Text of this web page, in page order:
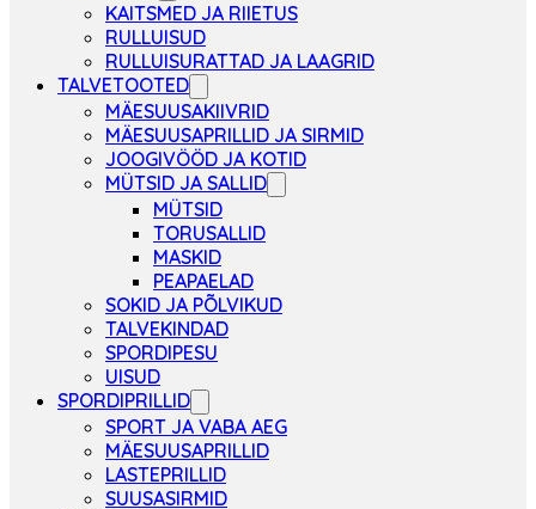
KAITSMED JA RIIETUS
RULLUISUD
RULLUISURATTAD JA LAAGRID
TALVETOOTED
MÄESUUSAKIIVRID
MÄESUUSAPRILLID JA SIRMID
JOOGIVÖÖD JA KOTID
MÜTSID JA SALLID
MÜTSID
TORUSALLID
MASKID
PEAPAELAD
SOKID JA PÕLVIKUD
TALVEKINDAD
SPORDIPESU
UISUD
SPORDIPRILLID
SPORT JA VABA AEG
MÄESUUSAPRILLID
LASTEPRILLID
SUUSASIRMID